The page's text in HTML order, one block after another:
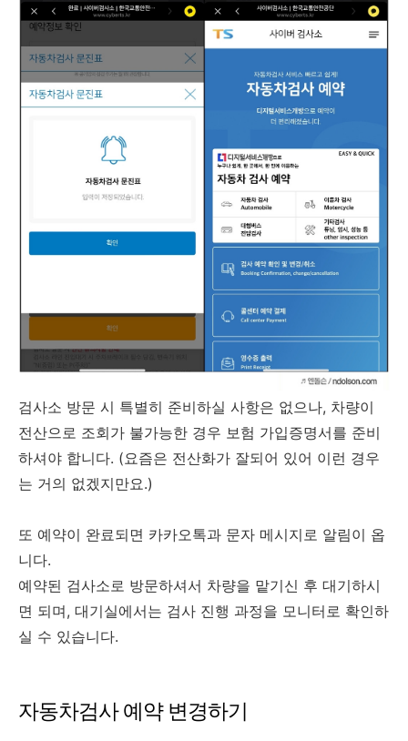
검사소 방문 시 특별히 준비하실 사항은 없으나, 차량이
전산으로 조회가 불가능한 경우 보험 가입증명서를 준비
하셔야 합니다. (요즘은 전산화가 잘되어 있어 이런 경우
는 거의 없겠지만요.)
​또 예약이 완료되면 카카오톡과 문자 메시지로 알림이 옵
니다.
예약된 검사소로 방문하셔서 차량을 맡기신 후 대기하시
면 되며, 대기실에서는 검사 진행 과정을 모니터로 확인하
실 수 있습니다.
자동차검사 예약 변경하기